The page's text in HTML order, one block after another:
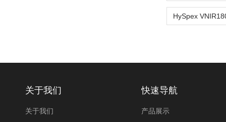
关于我们
关于我们
快速导航
产品展示